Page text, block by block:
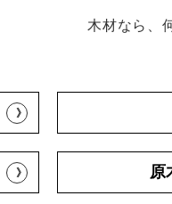
木材なら、
原